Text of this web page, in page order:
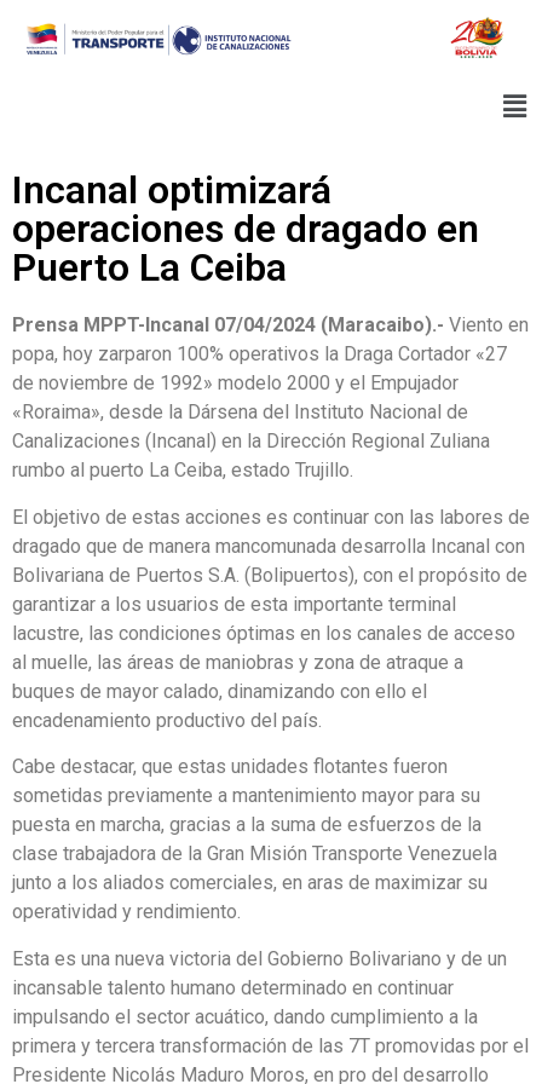
Incanal optimizará
operaciones de dragado en
Puerto La Ceiba
Prensa MPPT-Incanal 07/04/2024 (Maracaibo).- Viento en
popa, hoy zarparon 100% operativos la Draga Cortador «27
de noviembre de 1992» modelo 2000 y el Empujador
«Roraima», desde la Dársena del Instituto Nacional de
Canalizaciones (Incanal) en la Dirección Regional Zuliana
rumbo al puerto La Ceiba, estado Trujillo.
El objetivo de estas acciones es continuar con las labores de
dragado que de manera mancomunada desarrolla Incanal con
Bolivariana de Puertos S.A. (Bolipuertos), con el propósito de
garantizar a los usuarios de esta importante terminal
lacustre, las condiciones óptimas en los canales de acceso
al muelle, las áreas de maniobras y zona de atraque a
buques de mayor calado, dinamizando con ello el
encadenamiento productivo del país.
Cabe destacar, que estas unidades flotantes fueron
sometidas previamente a mantenimiento mayor para su
puesta en marcha, gracias a la suma de esfuerzos de la
clase trabajadora de la Gran Misión Transporte Venezuela
junto a los aliados comerciales, en aras de maximizar su
operatividad y rendimiento.
Esta es una nueva victoria del Gobierno Bolivariano y de un
incansable talento humano determinado en continuar
impulsando el sector acuático, dando cumplimiento a la
primera y tercera transformación de las 7T promovidas por el
Presidente Nicolás Maduro Moros, en pro del desarrollo